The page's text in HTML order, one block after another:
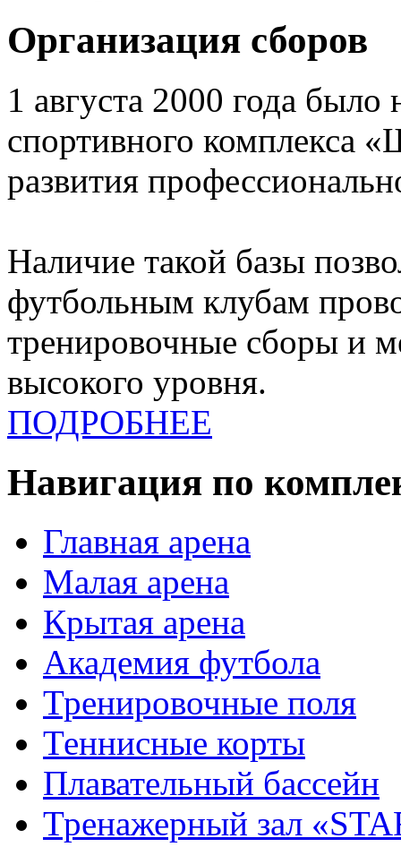
Организация сборов
1 августа 2000 года было
спортивного комплекса
развития
Наличие такой базы
футбольным клубам
тренировочные сборы и
высокого уровня.
ПОДРОБНЕЕ
Навигация по
Главная арена
Малая арена
Крытая арена
Академия футбола
Тренировочные поля
Теннисные корты
Плавательный бассейн
Тренажерный зал